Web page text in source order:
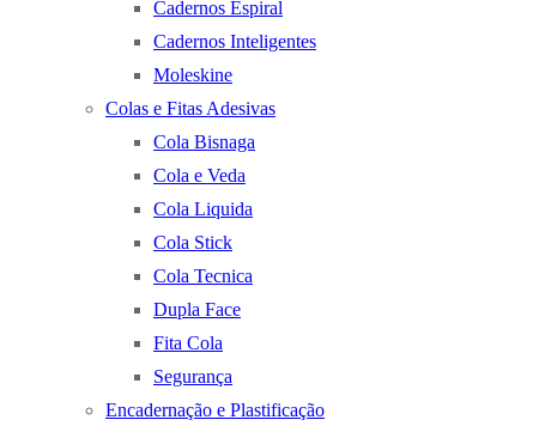
Cadernos Espiral
Cadernos Inteligentes
Moleskine
Colas e Fitas Adesivas
Cola Bisnaga
Cola e Veda
Cola Liquida
Cola Stick
Cola Tecnica
Dupla Face
Fita Cola
Segurança
Encadernação e Plastificação